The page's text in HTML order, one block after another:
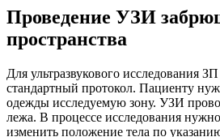
Проведение УЗИ
пространства
Для ультразвукового исследования
стандартный протокол. Пациенту
одежды исследуемую зону. УЗИ
лежа. В процессе исследования
изменить положение тела по